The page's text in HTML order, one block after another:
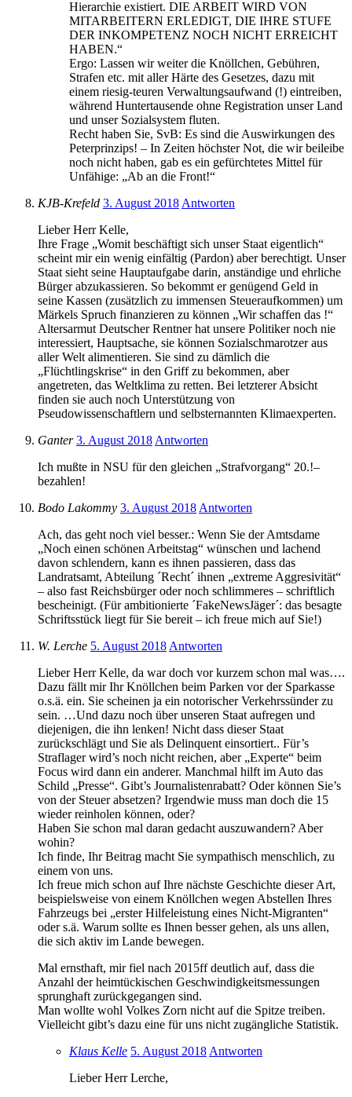
Hierarchie existiert. DIE ARBEIT WIRD VON
MITARBEITERN ERLEDIGT, DIE IHRE STUFE
DER INKOMPETENZ NOCH NICHT ERREICHT
HABEN.“
Ergo: Lassen wir weiter die Knöllchen, Gebühren,
Strafen etc. mit aller Härte des Gesetzes, dazu mit
einem riesig-teuren Verwaltungsaufwand (!) eintreiben,
während Huntertausende ohne Registration unser Land
und unser Sozialsystem fluten.
Recht haben Sie, SvB: Es sind die Auswirkungen des
Peterprinzips! – In Zeiten höchster Not, die wir beileibe
noch nicht haben, gab es ein gefürchtetes Mittel für
Unfähige: „Ab an die Front!“
KJB-Krefeld 3. August 2018 Antworten
Lieber Herr Kelle,
Ihre Frage „Womit beschäftigt sich unser Staat eigentlich“
scheint mir ein wenig einfältig (Pardon) aber berechtigt. Unser
Staat sieht seine Hauptaufgabe darin, anständige und ehrliche
Bürger abzukassieren. So bekommt er genügend Geld in
seine Kassen (zusätzlich zu immensen Steueraufkommen) um
Märkels Spruch finanzieren zu können „Wir schaffen das !“
Altersarmut Deutscher Rentner hat unsere Politiker noch nie
interessiert, Hauptsache, sie können Sozialschmarotzer aus
aller Welt alimentieren. Sie sind zu dämlich die
„Flüchtlingskrise“ in den Griff zu bekommen, aber
angetreten, das Weltklima zu retten. Bei letzterer Absicht
finden sie auch noch Unterstützung von
Pseudowissenschaftlern und selbsternannten Klimaexperten.
Ganter 3. August 2018 Antworten
Ich mußte in NSU für den gleichen „Strafvorgang“ 20.!–
bezahlen!
Bodo Lakommy 3. August 2018 Antworten
Ach, das geht noch viel besser.: Wenn Sie der Amtsdame
„Noch einen schönen Arbeitstag“ wünschen und lachend
davon schlendern, kann es ihnen passieren, dass das
Landratsamt, Abteilung ´Recht´ ihnen „extreme Aggresivität“
– also fast Reichsbürger oder noch schlimmeres – schriftlich
bescheinigt. (Für ambitionierte ´FakeNewsJäger´: das besagte
Schriftsstück liegt für Sie bereit – ich freue mich auf Sie!)
W. Lerche 5. August 2018 Antworten
Lieber Herr Kelle, da war doch vor kurzem schon mal was….
Dazu fällt mir Ihr Knöllchen beim Parken vor der Sparkasse
o.s.ä. ein. Sie scheinen ja ein notorischer Verkehrssünder zu
sein. …Und dazu noch über unseren Staat aufregen und
diejenigen, die ihn lenken! Nicht dass dieser Staat
zurückschlägt und Sie als Delinquent einsortiert.. Für’s
Straflager wird’s noch nicht reichen, aber „Experte“ beim
Focus wird dann ein anderer. Manchmal hilft im Auto das
Schild „Presse“. Gibt’s Journalistenrabatt? Oder können Sie’s
von der Steuer absetzen? Irgendwie muss man doch die 15
wieder reinholen können, oder?
Haben Sie schon mal daran gedacht auszuwandern? Aber
wohin?
Ich finde, Ihr Beitrag macht Sie sympathisch menschlich, zu
einem von uns.
Ich freue mich schon auf Ihre nächste Geschichte dieser Art,
beispielsweise von einem Knöllchen wegen Abstellen Ihres
Fahrzeugs bei „erster Hilfeleistung eines Nicht-Migranten“
oder s.ä. Warum sollte es Ihnen besser gehen, als uns allen,
die sich aktiv im Lande bewegen.
Mal ernsthaft, mir fiel nach 2015ff deutlich auf, dass die
Anzahl der heimtückischen Geschwindigkeitsmessungen
sprunghaft zurückgegangen sind.
Man wollte wohl Volkes Zorn nicht auf die Spitze treiben.
Vielleicht gibt’s dazu eine für uns nicht zugängliche Statistik.
Klaus Kelle 5. August 2018 Antworten
Lieber Herr Lerche,